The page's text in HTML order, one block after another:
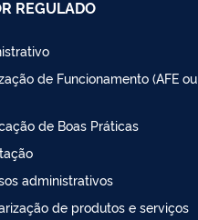
REGULADO
de Funcionamento (AFE ou
de Boas Práticas
administrativos
de produtos e serviços